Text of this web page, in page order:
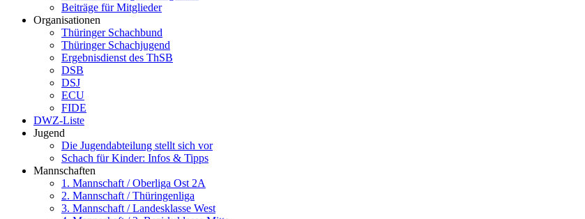
Beiträge für Mitglieder
Organisationen
Thüringer Schachbund
Thüringer Schachjugend
Ergebnisdienst des ThSB
DSB
DSJ
ECU
FIDE
DWZ-Liste
Jugend
Die Jugendabteilung stellt sich vor
Schach für Kinder: Infos & Tipps
Mannschaften
1. Mannschaft / Oberliga Ost 2A
2. Mannschaft / Thüringenliga
3. Mannschaft / Landesklasse West